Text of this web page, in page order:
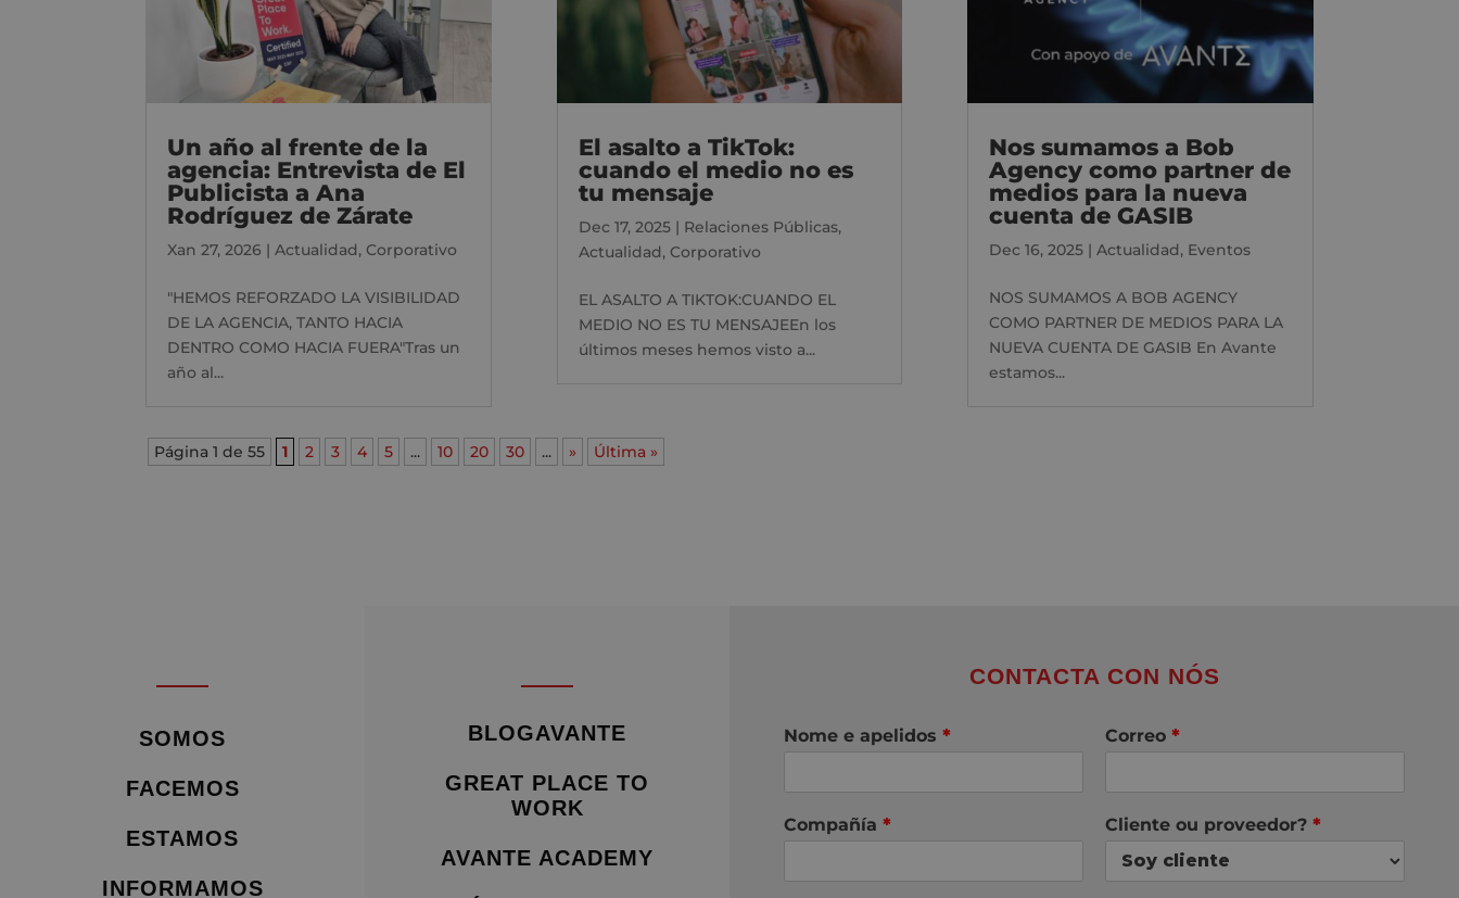
Un año al frente de la
agencia: Entrevista de El
Publicista a Ana
Rodríguez de Zárate
Xan 27, 2026 |Actualidad, Corporativo
"HEMOS REFORZADO LA VISIBILIDAD
DE LA AGENCIA, TANTO HACIA
DENTRO COMO HACIA FUERA"Tras un
año al...
El asalto a TikTok:
cuando el medio no es
tu mensaje
Dec 17, 2025| Relaciones Públicas,
Actualidad, Corporativo
EL ASALTO A TIKTOK:CUANDO EL
MEDIO NO ES TU MENSAJEEn los
últimos meses hemos visto a...
Nos sumamos a Bob
Agency como partner de
medios para la nueva
cuenta de GASIB
Dec 16, 2025| Actualidad, Eventos
NOS SUMAMOS A BOB AGENCY
COMO PARTNER DE MEDIOS PARA LA
NUEVA CUENTA DE GASIB En Avante
estamos...
Página 1 de 55 1 2 3 4 5 ... 10 20 30 ... » Última »
SOMOS
FACEMOS
ESTAMOS
INFORMAMOS
BLOGAVANTE
GREAT PLACE TO
WORK
AVANTE ACADEMY
CONTACTA CON NÓS
Nome e apelidos * Correo *
Compañía * Cliente ou proveedor? *